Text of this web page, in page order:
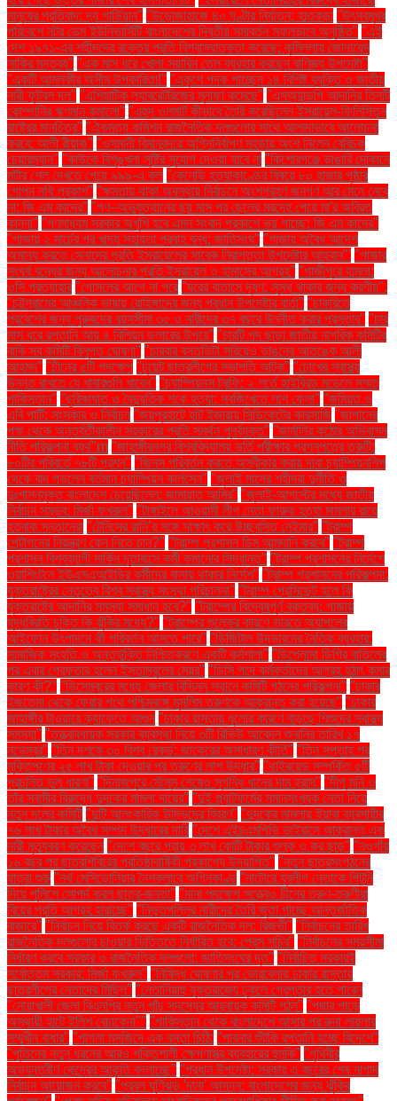
মানুষের প্রতিবাদ: দ্য গার্ডিয়ান" "উড়োজাহাজে ৪০ ঘণ্টার নির্যাতন: হাতকড়া "উৎসবমুখর
পরিবেশে নটর ডেম ইউনিভার্সিটি বাংলাদেশের দ্বিতীয় সমাবর্তন সফলভাবে অনুষ্ঠিত" "এই
দেশ ১৯৭১-এর শহীদদের রক্তের প্রতি বিশ্বাসঘাতকতা করেছে: কুমিল্লায় জোনায়েদ
সাকির মন্তব্য" "এক মাস ধরে খোলা সয়াবিন তেল ব্যবহার করছেন বাণিজ্য উপদেষ্টা"
"একটি আমলকীর অসীম উপকারিতা!" "একুশে পদক পাচ্ছেন ১৪ বিশিষ্ট ব্যক্তি ও জাতীয়
নারী ফুটবল দল" "এশিয়াটিক ল্যাবরেটরিজের মুনাফা কমেছে" "এসঅ্যান্ডপি আদানির তিনটি
কোম্পানির ঋণমান কমালো" "এহুদ ওলমার্ট কীভাবে তৈরি করেছিলেন ইসরায়েল-ফিলিস্তিন
রাষ্ট্রের মানচিত্র" "ঐকমত্য কমিশন রাজনৈতিক দলগুলোর সাথে আলাদাভাবে আলোচনা
করবে: আলী রীয়াজ" "ওসমানী বিমানবন্দরে অগ্নিনির্বাপণ মহড়ায় অংশ নিলেন বেবিচক
চেয়ারম্যান" "কাউকে বিশৃঙ্খলা সৃষ্টির সুযোগ দেওয়া যাবে না "কিশোরগঞ্জে ভাঙারি দোকানে
মর্টার শেল দেখতে পেয়ে ৯৯৯-এ কল "কেনেডি হত্যাকাণ্ডের বিষয়ে ৮০ হাজার পৃষ্ঠার
গোপন নথি প্রকাশ" "ক্ষমতায় থাকা অবস্থায় নির্বাচনে অংশগ্রহণ জনগণ আর মেনে নেবে
না: জি এম কাদের" "গণ–অভ্যুত্থানের ছয় মাস পর ছেলের মরদেহ পেয়ে মা'র অবিরত
কান্না" "গণমাধ্যম সরকার অখুশি হবে এমন সংবাদ প্রকাশে ভয় পাচ্ছে: জি এম কাদের"
"গাজায় ২ মার্চের পর খাদ্য সহায়তা প্রবাহ বন্ধ: জাতিসংঘ" "গাজায় অবৈধ আদেশ
অমান্য করতে সেনাদের প্রতি ইসরায়েলের সাবেক নিরাপত্তা উপদেষ্টার আহ্বান"' "গাজার
সংঘর্ষ বন্ধের জন্য আলোচনার প্রতি ইসরায়েল ও হামাসের আগ্রহ" "গাজীপুরে হামলা:
ওসি প্রত্যাহার "গোসলের আগে না পরে "ঘরের বাতাসে দূষণ: সুস্থ থাকার জন্য করণীয়".
"চট্টগ্রামের আঞ্চলিক ভাষায় রোহিঙ্গাদের জন্য প্রধান উপদেষ্টার বার্তা" "চাকরিতে
প্রবেশের জন্য পুরুষদের বয়সসীমা ৩৫ ও নারীদের ৩৭ বছরে উন্নীত করার প্রস্তাব" "চার
মাস ধরে রপ্তানি আয় ৪ বিলিয়ন ডলারের উপরে" "চারটি পদ ছাড়া জাতীয় নাগরিক কমিটির
বাকি সব কমিটি বিলুপ্ত ঘোষণা" "চারবার বসতভিটা সরিয়েও ভাঙনের আতঙ্কে আলী
আহমদ" "চীনের ৫টি পদক্ষেপ "চুয়েট ছাত্রলীগের সভাপতি আটক" "চোখের স্বাস্থ্য
উন্নত রাখতে যে খাবারগুলি খাবেন" "চ্যাম্পিয়নস ট্রফি: ২ শর্তে হাইব্রিড মডেলে সম্মত
পাকিস্তান" "ছুরিকাঘাত ও বৈদ্যুতিক শকে হত্যা: সবজিখেতে লাশ ফেলা" "জমিয়ত ও
এবি পার্টি: সংস্কার ও নির্বাচন "জয়পুরহাটে হাট ইজারায় সিন্ডিকেটের কারসাজি "জাপানের
পক্ষ থেকে অন্তর্বর্তীকালীন সরকারের প্রতি সমর্থন পুনর্ব্যক্ত" "জার্মানির কঠোর অভিবাসন
নীতি পরিকল্পনা ব্যর্থ"m "জাহাঙ্গীরনগর বিশ্ববিদ্যালয় ভর্তি পরীক্ষার প্রশ্নপত্রে ত্রুটি:
৮০টির পরিবর্তে ৭৮টি প্রশ্ন" "জিনস পরিবর্তন করতে অস্বীকার করায় দাবা চ্যাম্পিয়নশিপ
থেকে বাদ পড়লেন বর্তমান চ্যাম্পিয়ন কার্লসেন" "জুলাই মাসের শহীদরা দুর্নীতি ও
দুঃশাসনমুক্ত বাংলাদেশ চেয়েছিলেন: জামায়াত আমির" "জুলাই-আগস্টের মধ্যে জাতীয়
নির্বাচন সম্ভব: মির্জা ফখরুল" "টাঙ্গাইলে আওয়ামী লীগ নেতা ফারুক হত্যা মামলার রায়ে
হতবাক সন্তানেরা "টেনিসের রানি’র সঙ্গে সাক্ষাৎ করে উচ্ছ্বসিত নেইমার" "ট্রাম্প
পেন্টাগনের নিয়ন্ত্রণ কেন নিতে চান?" "ট্রাম্প প্রশাসন ডিম আমদানি করবে" "ট্রাম্প
প্রশাসন বিশ্বব্যাপী মার্কিন দূতাবাসে কর্মী কমানোর সিদ্ধান্ত" "ট্রাম্প প্রশাসনের নির্দেশে
ওয়াশিংটনে ইউএসএআইডির কর্মীদের বাসায় থাকার নির্দেশ" "ট্রাম্প প্রশাসনের পরিকল্পনা:
যুক্তরাষ্ট্রের নেতৃত্বে বিশ্ব স্বাস্থ্য সংস্থা পরিচালনা" "ট্রাম্প প্রেসিডেন্ট হলে কি
যুক্তরাষ্ট্রে আদানির সমস্যা সমাধান হবে?" "ট্রাম্পের বিদ্বেষপূর্ণ বক্তব্য: গাজায়
যুদ্ধবিরতি চুক্তি কি ঝুঁকির মধ্যে?" "ট্রাম্পের শুল্কের কারণে ভারতে অ্যাপলের
আইফোন উৎপাদনে কী পরিবর্তন আসতে পারে" "ডিজিটাল উদ্ভাবনের নৈতিক ব্যবহার:
সামাজিক সংহতি ও অন্তর্ভুক্তি নিশ্চিতকরণে একটি কর্মশালা" "ডিপ্লোমা ডিগ্রি বাতিলের
পর এবার গ্রেফতার হলেন ইস্তাম্বুলের মেয়র" "ডিসি পদে কর্মকর্তাদের আগ্রহ হঠাৎ কমার
কারণ কী?" "ডিসেম্বরের মধ্যে জেলার বিভিন্ন স্থানে কমিটি গঠনের পরিকল্পনা" "ঢাকার
ইজতেমা থেকে ফেরার পথে পশ্চিমবঙ্গে মুসলিম তরুণকে আক্রান্ত করা হয়েছে" "ঢাকার
জাহাঙ্গীর টাওয়ারে ক্যাফেতে আগুন "ঢাকার রাস্তায় ধুলোর কারণে বাড়ছে শিশুদের স্বাস্থ্য
সমস্যা" "তত্ত্বাবধায়ক সরকার ব্যবস্থা নিয়ে ৩টি রিভিউ আবেদন শুনানির তারিখ ১৭
নভেম্বর" "তিন দশকে ৩০ বিশ্ব রেকর্ড: জাকেরের অসাধারণ কীর্তি" "তিন সপ্তাহ পর
মুক্তিপণের ২৫ লাখ টাকা দেওয়ার পর তরুণের লাশ উদ্ধার" "থাইরয়েড সম্পর্কিত ৫টি
প্রচলিত ভুল ধারণা" "দিনাজপুরে মৌসুম শেষেও সুগন্ধি ধানের দাম হ্রাস" "দীপু মনি ও
তাঁর স্বামীর বিরুদ্ধে দুদকের মামলা দায়ের" "দুই প্ল্যাটফর্মের সমানসংখ্যক নেতা নিয়ে
নতুন দলের কমিটি "দুটি আলংকারিক উদ্ভিদের বিবরণ" "দুদকের মামলায় ইয়াবা ব্যবসায়ীর
৭৬ লাখ টাকার অবৈধ সম্পদ উদ্ধারের দাবি "দেশে এইচএমপিভি ভাইরাসে আক্রান্ত এক
নারী মৃত্যুবরণ করেছেন "দেশে বছরে প্রায় ৩ লাখ কোটি টাকার শুল্ক ও কর ছাড়" "নওগাঁয়
১৬ বছর পর ছাত্রশিবিরের প্রতিষ্ঠাবার্ষিকী প্রকাশ্যে উদযাপিত" "নতুন ছাত্রসংগঠনের
যাত্রা শুরু "নর্থ মেসিডোনিয়ার নৈশক্লাবে অগ্নিকাণ্ড "নাটোরে যুবলীগ নেতাকে পিটুনি
দিয়ে পুলিশে সোপর্দ করল ছাত্র-জনতা" "নানা পদক্ষেপ সত্ত্বেও চীনের তরুণ-তরুণীরা
বিয়ের প্রতি আগ্রহ হারাচ্ছে" "নিভৃতপল্লির নারীদের তৈরি জুতা পাচ্ছে আন্তর্জাতিক
বাজারে" "নির্বাচন নিয়ে বিতর্ক করছে একটি রাজনৈতিক দল: রিজভী" "নির্বাচনের তারিখ
রাজনৈতিক দলগুলোর চাওয়ার ভিত্তিতে নির্ধারিত হবে: প্রেস সচিব" "নির্বাচনের সময়সীমা
নির্ধারণ করবে সরকার ও রাজনৈতিক দলগুলো: জাতিসংঘের দূত" "নির্বাচিত সরকারই
সর্বোত্তম সরকার: মির্জা ফখরুল" "নিষিদ্ধ ঘোষণার পর ভোরবেলায় ঢাকার রাস্তায়
ছাত্রলীগের নেতাদের মিছিল" "নেতানিয়াহু যুক্তরাজ্যে ঢুকলে গ্রেপ্তার হতে পারেন
"নোয়াখালী জেলা বিএনপির নতুন পাঁচ সদস্যের আহ্বায়ক কমিটি গঠন" "পদ্মার পাড়ে
অস্থায়ী হাটে ইলিশ বেচাকেনা"'' "পাকিস্তান থেকে বাংলাদেশে আসার পর রুনা লায়লার
সম্মুখীন বাধার" "পাগলা মসজিদে এক বস্তা চিঠি: "পাবনার শুঁটকি রপ্তানি হচ্ছে বিদেশে"
"পুতিনের নতুন ধরনের আরও শক্তিশালী ক্ষেপণাস্ত্র ব্যবহারের হুমকি" "পৃথিবীর
অভ্যন্তরীণ কেন্দ্রের আকৃতি বদলাচ্ছে" "প্রধান উপদেষ্টা: সরকার এ বছরের শেষ নাগাদ
নির্বাচন আয়োজন করবে" "প্রবল ঘূর্ণিঝড় 'দানা' আসন্ন: বাংলাদেশের জন্য ঝুঁকির